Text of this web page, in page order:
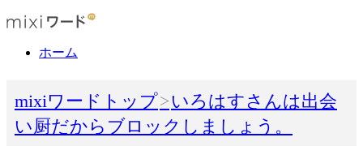
ホーム
mixiワードトップ
いろはすさんは出会
い厨だからブロックしましょう。